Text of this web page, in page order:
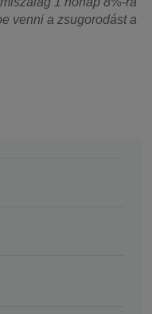
venni a zsugorodást a